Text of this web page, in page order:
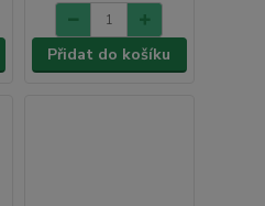
Přidat do košíku